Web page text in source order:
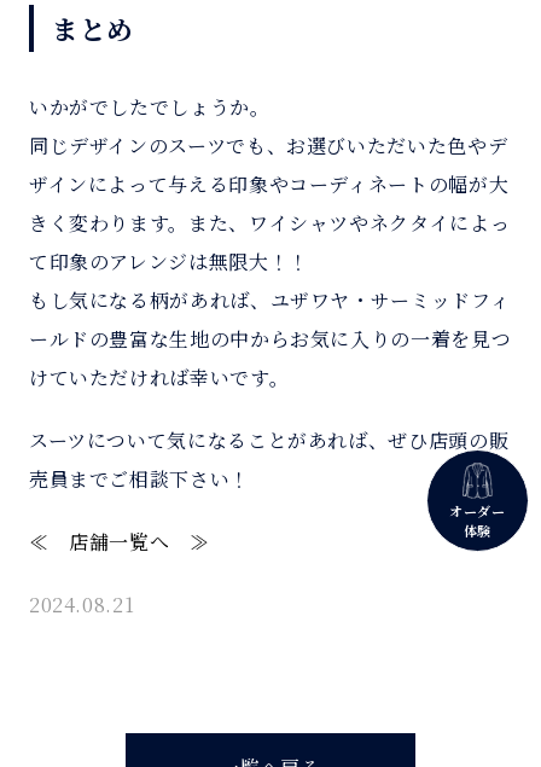
オーダー
体験
まとめ
いかがでしたでしょうか。
同じデザインのスーツでも、お選びいただいた色やデ
ザインによって与える印象やコーディネートの幅が大
きく変わります。また、ワイシャツやネクタイによっ
て印象のアレンジは無限大！！
もし気になる柄があれば、ユザワヤ・サーミッドフィ
ールドの豊富な生地の中からお気に入りの一着を見つ
けていただければ幸いです。
スーツについて気になることがあれば、ぜひ店頭の販
売員までご相談下さい！
≪ 店舗一覧へ ≫
2024.08.21